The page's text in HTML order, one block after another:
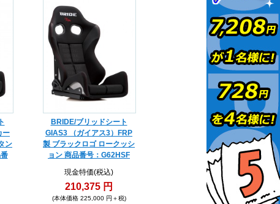
ー
ン
BRIDE/ブリッドシート
GIAS3 （ガイアス3）FRP
製 ブラックロゴ ロークッシ
ョン 商品番号：G62HSF
現金特価(税込)
210,375 円
(本体価格 225,000 円＋税)